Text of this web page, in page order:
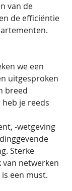
van de
de efficiëntie
we een
uitgesproken
breed
je reeds
-wetgeving
Sterke
van netwerken
een must.